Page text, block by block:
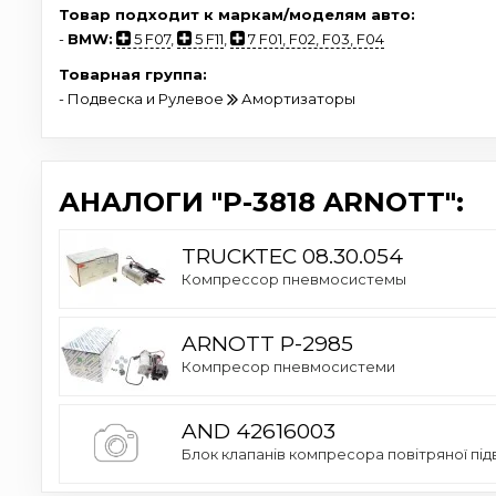
Товар подходит к маркам/моделям авто:
- BMW: 5 F07, 5 F11
7 F01, F02, F03, F04
Товарная группа:
- Подвеска и Рулевое
Амортизаторы
АНАЛОГИ "P-3818 ARNOTT":
TRUCKTEC 08.30.054
Компрессор пневмосистемы
ARNOTT P-2985
Компресор пневмосистеми
AND 42616003
Блок клапанів компресора повітряної